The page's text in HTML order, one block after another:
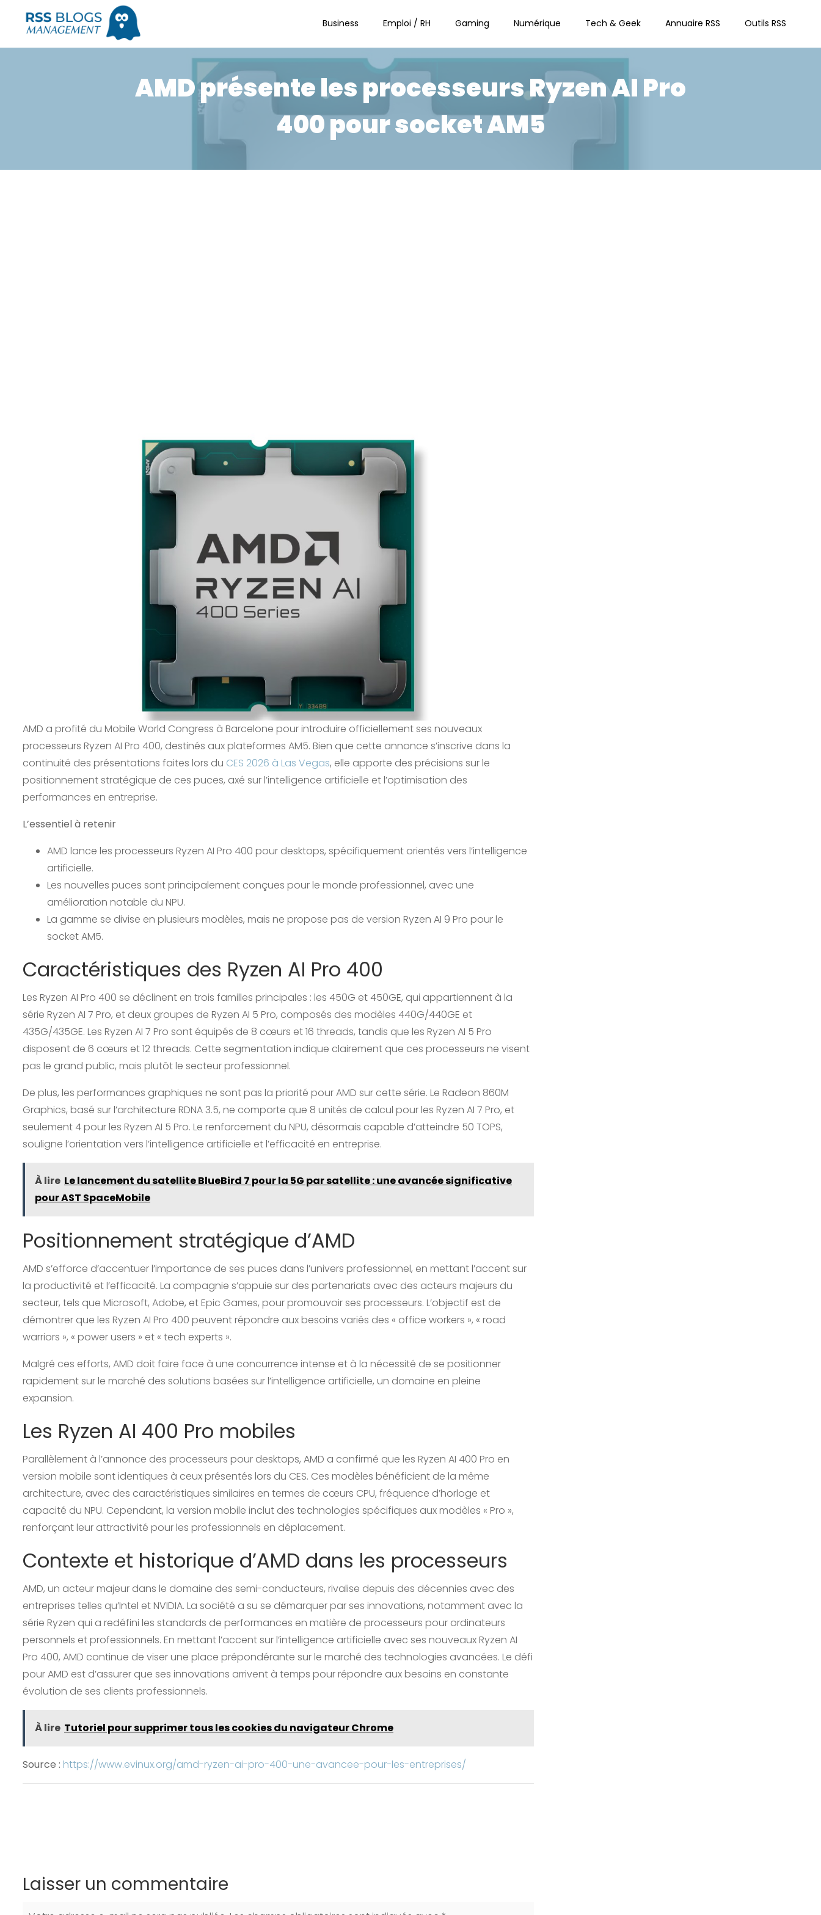
Business Emploi / RH Gaming Numérique Tech & Geek Annuaire RSS Outils RSS
AMD présente les processeurs Ryzen AI Pro
400 pour socket AM5
AMD a profité du Mobile World Congress à Barcelone pour introduire officiellement ses nouveaux
processeurs Ryzen AI Pro 400, destinés aux plateformes AM5. Bien que cette annonce s’inscrive dans la
continuité des présentations faites lors du CES 2026 à Las Vegas, elle apporte des précisions sur le
positionnement stratégique de ces puces, axé sur l’intelligence artificielle et l’optimisation des
performances en entreprise.
L’essentiel à retenir
AMD lance les processeurs Ryzen AI Pro 400 pour desktops, spécifiquement orientés vers l’intelligence
artificielle.
Les nouvelles puces sont principalement conçues pour le monde professionnel, avec une
amélioration notable du NPU.
La gamme se divise en plusieurs modèles, mais ne propose pas de version Ryzen AI 9 Pro pour le
socket AM5.
Caractéristiques des Ryzen AI Pro 400
Les Ryzen AI Pro 400 se déclinent en trois familles principales : les 450G et 450GE, qui appartiennent à la
série Ryzen AI 7 Pro, et deux groupes de Ryzen AI 5 Pro, composés des modèles 440G/440GE et
435G/435GE. Les Ryzen AI 7 Pro sont équipés de 8 cœurs et 16 threads, tandis que les Ryzen AI 5 Pro
disposent de 6 cœurs et 12 threads. Cette segmentation indique clairement que ces processeurs ne visent
pas le grand public, mais plutôt le secteur professionnel.
De plus, les performances graphiques ne sont pas la priorité pour AMD sur cette série. Le Radeon 860M
Graphics, basé sur l’architecture RDNA 3.5, ne comporte que 8 unités de calcul pour les Ryzen AI 7 Pro, et
seulement 4 pour les Ryzen AI 5 Pro. Le renforcement du NPU, désormais capable d’atteindre 50 TOPS,
souligne l’orientation vers l’intelligence artificielle et l’efficacité en entreprise.
À lire Le lancement du satellite BlueBird 7 pour la 5G par satellite : une avancée significative
pour AST SpaceMobile
Positionnement stratégique d’AMD
AMD s’efforce d’accentuer l’importance de ses puces dans l’univers professionnel, en mettant l’accent sur
la productivité et l’efficacité. La compagnie s’appuie sur des partenariats avec des acteurs majeurs du
secteur, tels que Microsoft, Adobe, et Epic Games, pour promouvoir ses processeurs. L’objectif est de
démontrer que les Ryzen AI Pro 400 peuvent répondre aux besoins variés des « office workers », « road
warriors », « power users » et « tech experts ».
Malgré ces efforts, AMD doit faire face à une concurrence intense et à la nécessité de se positionner
rapidement sur le marché des solutions basées sur l’intelligence artificielle, un domaine en pleine
expansion.
Les Ryzen AI 400 Pro mobiles
Parallèlement à l’annonce des processeurs pour desktops, AMD a confirmé que les Ryzen AI 400 Pro en
version mobile sont identiques à ceux présentés lors du CES. Ces modèles bénéficient de la même
architecture, avec des caractéristiques similaires en termes de cœurs CPU, fréquence d’horloge et
capacité du NPU. Cependant, la version mobile inclut des technologies spécifiques aux modèles « Pro »,
renforçant leur attractivité pour les professionnels en déplacement.
Contexte et historique d’AMD dans les processeurs
AMD, un acteur majeur dans le domaine des semi-conducteurs, rivalise depuis des décennies avec des
entreprises telles qu’Intel et NVIDIA. La société a su se démarquer par ses innovations, notamment avec la
série Ryzen qui a redéfini les standards de performances en matière de processeurs pour ordinateurs
personnels et professionnels. En mettant l’accent sur l’intelligence artificielle avec ses nouveaux Ryzen AI
Pro 400, AMD continue de viser une place prépondérante sur le marché des technologies avancées. Le défi
pour AMD est d’assurer que ses innovations arrivent à temps pour répondre aux besoins en constante
évolution de ses clients professionnels.
À lire Tutoriel pour supprimer tous les cookies du navigateur Chrome
Source : https://www.evinux.org/amd-ryzen-ai-pro-400-une-avancee-pour-les-entreprises/
Laisser un commentaire